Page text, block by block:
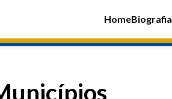
HomeBiografia